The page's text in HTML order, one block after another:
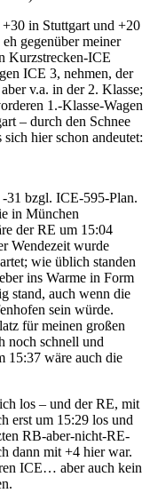
in Stuttgart und +20
gegenüber meiner
Kurzstrecken-ICE
ICE 3, nehmen, der
v.a. in der 2. Klasse;
1.-Klasse-Wagen
– durch den Schnee
hier schon andeutet:
31 bzgl. ICE-595-Plan.
in München
der RE um 15:04
Wendezeit wurde
wie üblich standen
ins Warme in Form
stand, auch wenn die
sein würde.
für meinen großen
noch schnell und
15:37 wäre auch die
los – und der RE, mit
erst um 15:29 los und
RB-aber-nicht-RE-
dann mit +4 hier war.
ICE… aber auch kein